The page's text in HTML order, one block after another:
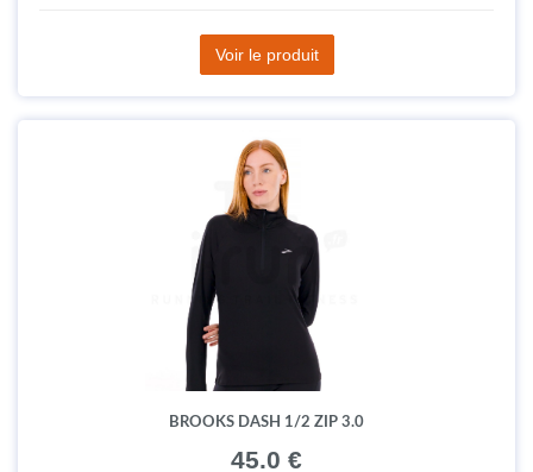
Voir le produit
BROOKS DASH 1/2 ZIP 3.0
45.0 €